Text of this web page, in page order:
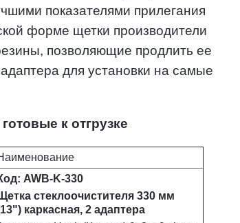
показателями прилегания
форме щетки производители
позволяющие продлить ее
для установки на самые
к отгрузке
AWB-K-330
стеклоочистителя 330 мм
каркасная, 2 адаптера